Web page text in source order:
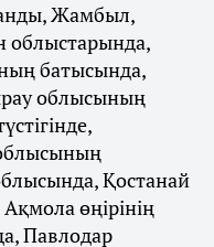
Жамбыл,
облыстарында,
батысында,
облысының
Қостанай
өңірінің
Павлодар